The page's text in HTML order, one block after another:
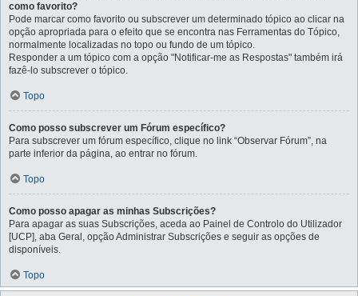
como favorito?
Pode marcar como favorito ou subscrever um determinado tópico ao clicar na
opção apropriada para o efeito que se encontra nas Ferramentas do Tópico,
normalmente localizadas no topo ou fundo de um tópico.
Responder a um tópico com a opção "Notificar-me as Respostas" também irá
fazê-lo subscrever o tópico.
Topo
Como posso subscrever um Fórum específico?
Para subscrever um fórum específico, clique no link “Observar Fórum”, na
parte inferior da página, ao entrar no fórum.
Topo
Como posso apagar as minhas Subscrições?
Para apagar as suas Subscrições, aceda ao Painel de Controlo do Utilizador
[UCP], aba Geral, opção Administrar Subscrições e seguir as opções de
disponíveis.
Topo